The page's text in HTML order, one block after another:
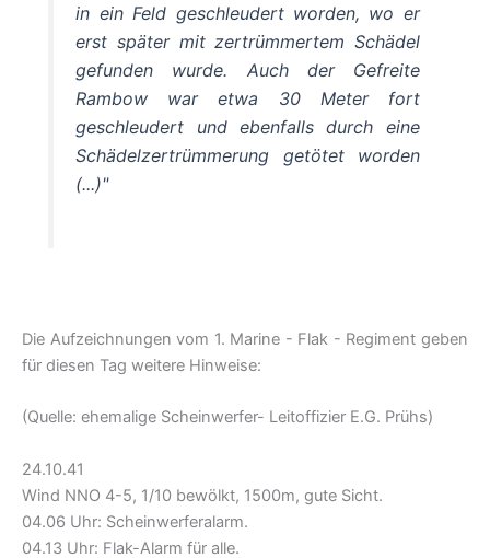
in ein Feld geschleudert worden, wo er
erst später mit zertrümmertem Schädel
gefunden wurde. Auch der Gefreite
Rambow war etwa 30 Meter fort
geschleudert und ebenfalls durch eine
Schädelzertrümmerung getötet worden
(...)"
Die Aufzeichnungen vom 1. Marine - Flak - Regiment geben
für diesen Tag weitere Hinweise:
(Quelle: ehemalige Scheinwerfer- Leitoffizier E.G. Prühs)
24.10.41
Wind NNO 4-5, 1/10 bewölkt, 1500m, gute Sicht.
04.06 Uhr: Scheinwerferalarm.
04.13 Uhr: Flak-Alarm für alle.